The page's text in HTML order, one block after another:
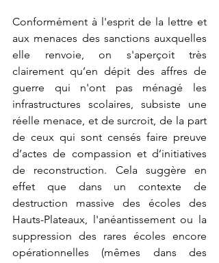
Conformément à l'esprit de la lettre et
aux menaces des sanctions auxquelles
elle renvoie, on s'aperçoit très
clairement qu’en dépit des affres de
guerre qui n'ont pas ménagé les
infrastructures scolaires, subsiste une
réelle menace, et de surcroit, de la part
de ceux qui sont censés faire preuve
d’actes de compassion et d’initiatives
de reconstruction. Cela suggère en
effet que dans un contexte de
destruction massive des écoles des
Hauts-Plateaux, l'anéantissement ou la
suppression des rares écoles encore
opérationnelles (mêmes dans des